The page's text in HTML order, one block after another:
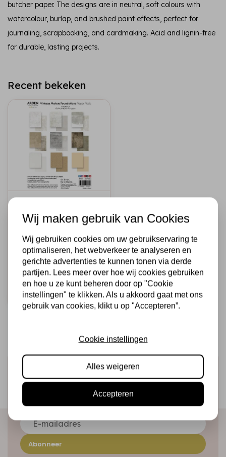
butcher paper. The designs are in neutral, soft colours with
watercolour, burlap, and brushed paint effects, perfect for
journaling, scrapbooking, and cardmaking. Acid and lignin-free
for durable, lasting projects.
Recent bekeken
Arden Creative
Studio Vintage
Makers 6x8 Inch
Paper Pack
Foundations
€8,95 Op voorraad
Snel toevoegen
Schrijf je in voor de nieuwsbrief
Ontvang als eerste onze actie en nieuwe producten
Abonneer
Wij maken gebruik van Cookies
Wij gebruiken cookies om uw gebruikservaring te
optimaliseren, het webverkeer te analyseren en
gerichte advertenties te kunnen tonen via derde
partijen. Lees meer over hoe wij cookies gebruiken
en hoe u ze kunt beheren door op "Cookie
instellingen" te klikken. Als u akkoord gaat met ons
gebruik van cookies, klikt u op "Accepteren”.
Cookie instellingen
Alles weigeren
Accepteren